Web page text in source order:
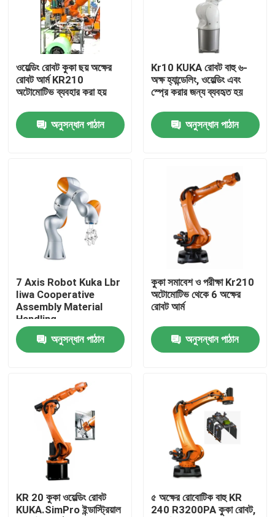
ভিআর শো
আমাদের সম্পর্কে
কারখানা পরিদর্শন
গুণমান নিয়ন্ত্রণ
আমাদের সাথে যোগাযোগ
মামলা
ওয়েল্ডিং রোবট কুকা ছয় অক্ষের
রোবট আর্ম KR210
অটোমোটিভ ব্যবহার করা হয়
অনুসন্ধান পাঠান
Kr10 KUKA রোবট বাহু ৬-
অক্ষ হ্যান্ডেলিং, ওয়েল্ডিং এবং
স্প্রে করার জন্য ব্যবহৃত হয়
অনুসন্ধান পাঠান
7 Axis Robot Kuka Lbr
Iiwa Cooperative
Assembly Material
Handling
অনুসন্ধান পাঠান
কুকা সমাবেশ ও পরীক্ষা Kr210
অটোমোটিভ থেকে 6 অক্ষের
রোবট আর্ম
অনুসন্ধান পাঠান
KR 20 কুকা ওয়েল্ডিং রোবট
KUKA.SimPro ইন্ডাস্ট্রিয়াল
৫ অক্ষের রোবোটিক বাহু KR
240 R3200PA কুকা রোবট,